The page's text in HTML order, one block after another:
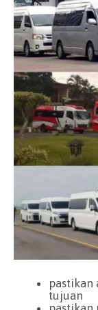
pastikan
tujuan